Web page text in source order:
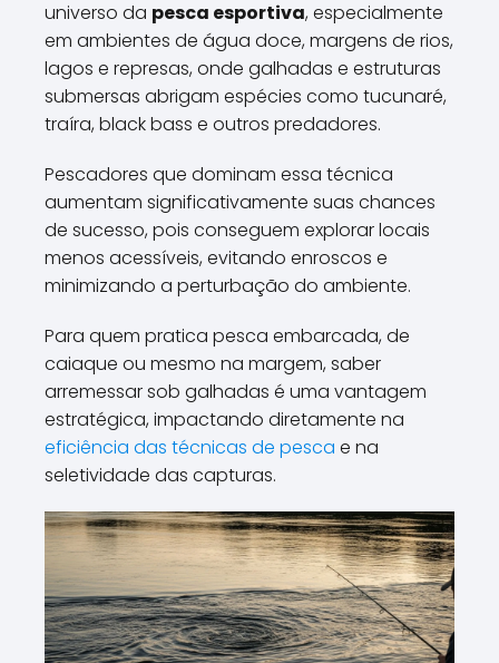
universo da pesca esportiva, especialmente
em ambientes de água doce, margens de rios,
lagos e represas, onde galhadas e estruturas
submersas abrigam espécies como tucunaré,
traíra, black bass e outros predadores.
Pescadores que dominam essa técnica
aumentam significativamente suas chances
de sucesso, pois conseguem explorar locais
menos acessíveis, evitando enroscos e
minimizando a perturbação do ambiente.
Para quem pratica pesca embarcada, de
caiaque ou mesmo na margem, saber
arremessar sob galhadas é uma vantagem
estratégica, impactando diretamente na
eficiência das técnicas de pesca e na
seletividade das capturas.